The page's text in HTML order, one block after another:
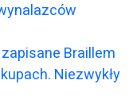
Braillem
Niezwykły